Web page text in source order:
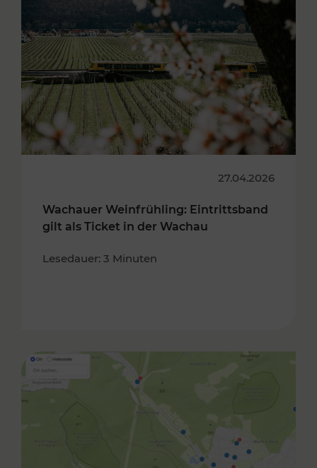
27.04.2026
Wachauer Weinfrühling: Eintrittsband
gilt als Ticket in der Wachau
Lesedauer: 3 Minuten